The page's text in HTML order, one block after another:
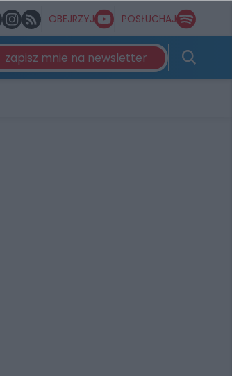
OBEJRZYJ POSŁUCHAJ
zapisz mnie na newsletter